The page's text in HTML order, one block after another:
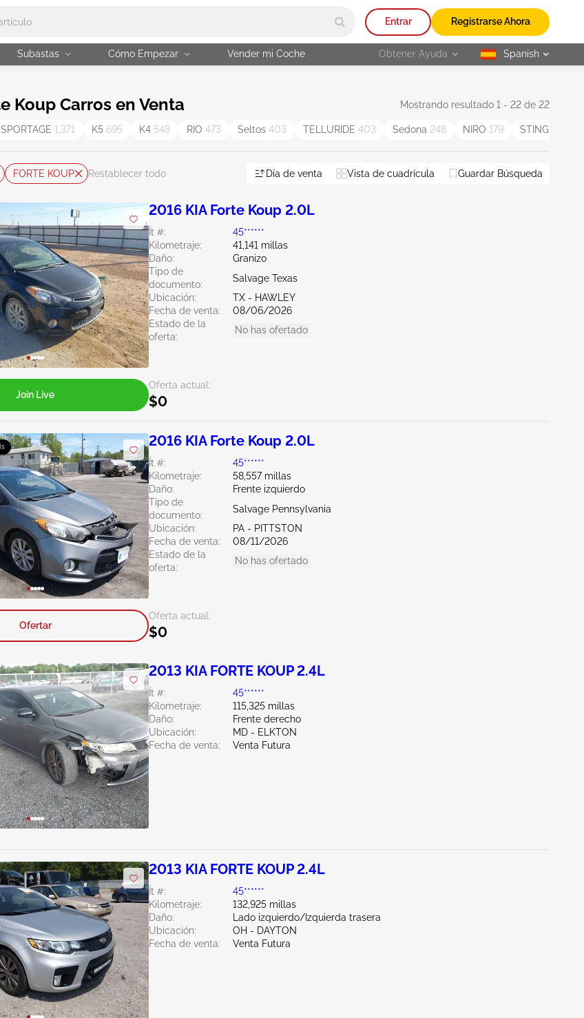
Entrar Registrarse Ahora
Subastas Cómo Empezar Vender mi Coche Obtener Ayuda selected
Spanish
Koup Carros en Venta Mostrando resultado 1 - 22 de 22
SPORTAGE 1,371 K5 695 K4 548 RIO 473 Seltos 403 TELLURIDE 403 Sedona 248 NIRO 179 STINGER
FORTE KOUP Restablecer todo Día de venta Vista de cuadrícula Guardar Búsqueda
2016 KIA Forte Koup 2.0L
Ít #:
45******
Kilometraje:
41,141 millas
Daño:
Granizo
Tipo de
documento:
Salvage Texas
Ubicación:
TX - HAWLEY
Fecha de venta:
08/06/2026
Estado de la
oferta:
No has ofertado
Oferta actual:
$0
Join Live
2016 KIA Forte Koup 2.0L
Ít #:
45******
Kilometraje:
58,557 millas
Daño:
Frente izquierdo
Tipo de
documento:
Salvage Pennsylvania
Ubicación:
PA - PITTSTON
Fecha de venta:
08/11/2026
Estado de la
oferta:
No has ofertado
Oferta actual:
$0
Ofertar
2013 KIA FORTE KOUP 2.4L
Ít #:
45******
Kilometraje:
115,325 millas
Daño:
Frente derecho
Ubicación:
MD - ELKTON
Fecha de venta:
Venta Futura
2013 KIA FORTE KOUP 2.4L
Ít #:
45******
Kilometraje:
132,925 millas
Daño:
Lado izquierdo/Izquierda trasera
Ubicación:
OH - DAYTON
Fecha de venta:
Venta Futura